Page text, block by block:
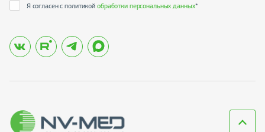
Я согласен с политикойобработки персональных данных*